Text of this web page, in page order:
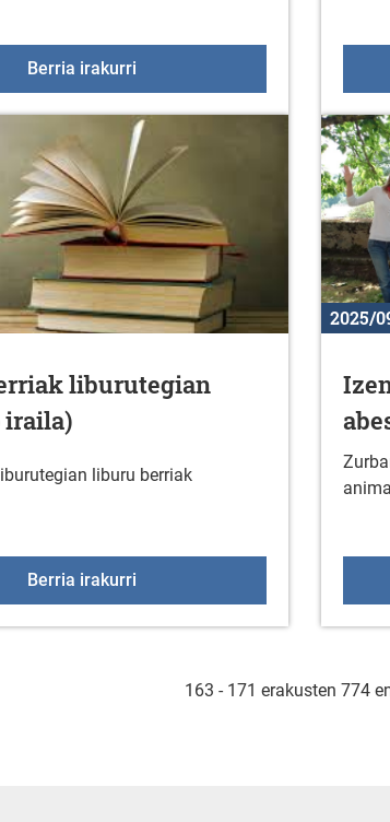
Berria irakurri Afrikako zine-saioa: "A LA
liburutegian
iraila)
liburu berriak
Berria irakurri Liburu berriak liburutegian
2025/
163 - 171 erakusten 774